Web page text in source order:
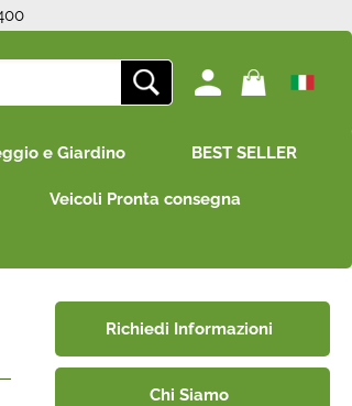
Se non sei ancora registrato sul
"Registrati"
e Giardino BEST SELLER
Veicoli Pronta consegna
Richiedi Informazioni
Chi Siamo